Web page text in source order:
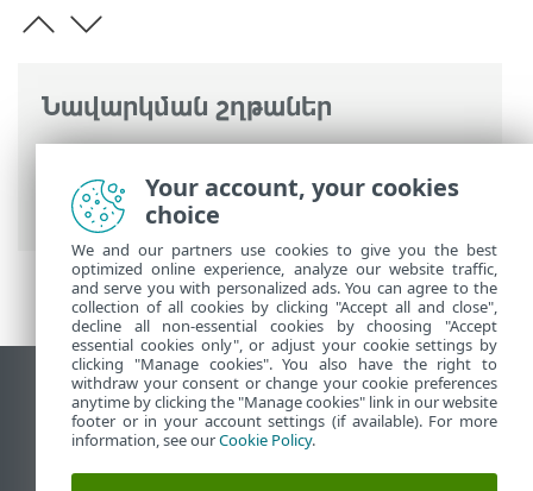
Նավարկման շղթաներ
ESET առցանց օգնություն>ESET Mobile
Security >ESET Mobile Security-ով
աշխատելը > Անվտանգության զեկույց
Դիտեք էկրանային կայքը
End of Life
ESET-ի գիտելիքների բազան
Your account, your cookies
choice
We and our partners use cookies to give you the best
optimized online experience, analyze our website traffic,
and serve you with personalized ads. You can agree to the
collection of all cookies by clicking "Accept all and close",
decline all non-essential cookies by choosing "Accept
essential cookies only", or adjust your cookie settings by
clicking "Manage cookies". You also have the right to
withdraw your consent or change your cookie preferences
anytime by clicking the "Manage cookies" link in our website
footer or in your account settings (if available). For more
information, see ourCookie Policy.